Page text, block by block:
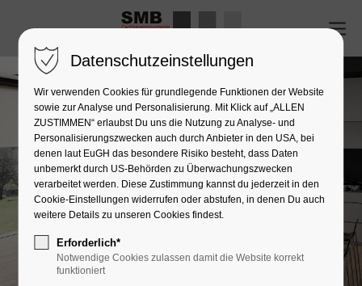
Datenschutzeinstellungen
Wir verwenden Cookies für grundlegende Funktionen der Website
sowie zur Analyse und Personalisierung. Mit Klick auf „ALLEN
ZUSTIMMEN“ erlaubst Du uns die Nutzung zu Analyse- und
Personalisierungszwecken auch durch Anbieter in den USA, bei
denen laut EuGH das besondere Risiko besteht, dass Daten
unbemerkt durch US-Behörden zu Überwachungszwecken
verarbeitet werden. Diese Zustimmung kannst du jederzeit in den
Cookie-Einstellungen widerrufen oder abstufen, in denen Du auch
weitere Details zu unseren Cookies findest.
Erforderlich*
Notwendige Cookies zulassen damit die Website korrekt
funktioniert